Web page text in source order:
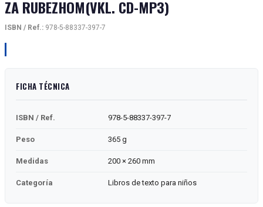
ZA RUBEZHOM(VKL. CD-MP3)
ISBN / Ref.: 978-5-88337-397-7
FICHA TÉCNICA
ISBN / Ref. 978-5-88337-397-7
Peso 365 g
Medidas 200 × 260 mm
Categoría Libros de texto para niños